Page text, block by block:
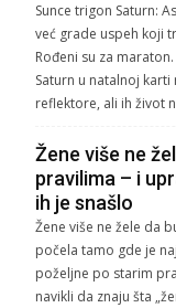
Sunce trigon Saturn:
već grade uspeh koji
Rođeni su za
Saturn u natalnoj
reflektore, ali ih život
Žene više ne
pravilima – i
ih je snašlo
Žene više ne žele da
počela tamo gde je
poželjne po starim
navikli da znaju šta